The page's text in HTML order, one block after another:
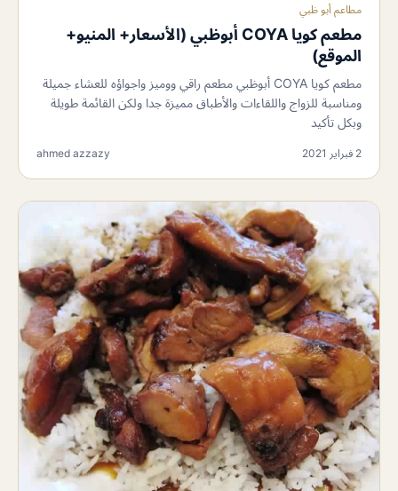
مطاعم أبو ظبي
مطعم كويا COYA أبوظبي (الأسعار+ المنيو+
الموقع)
مطعم كويا COYA أبوظبي مطعم راقي ووميز واجواؤه للعشاء جميلة
ومناسبة للزواج واللقاءات والأطباق مميزة جدا ولكن القائمة طويلة
وبكل تأكيد
2 فبراير 2021 ahmed azzazy